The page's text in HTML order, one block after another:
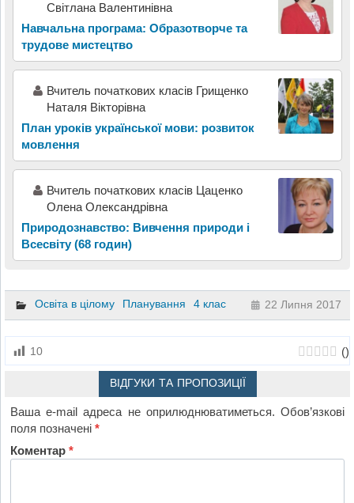
Світлана Валентинівна
Навчальна програма: Образотворче та
трудове мистецтво
Вчитель початкових класів Грищенко
Наталя Вікторівна
План уроків української мови: розвиток
мовлення
Вчитель початкових класів Цаценко
Олена Олександрівна
Природознавство: Вивчення природи і
Всесвіту (68 годин)
Освіта в цілому Планування 4 клас 22 Липня 2017
10 ()
ВІДГУКИ ТА ПРОПОЗИЦІЇ
Ваша e-mail адреса не оприлюднюватиметься. Обов’язкові
поля позначені*
Коментар*